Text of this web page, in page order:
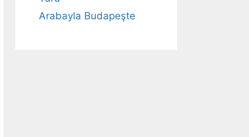
Arabayla Budapeşte